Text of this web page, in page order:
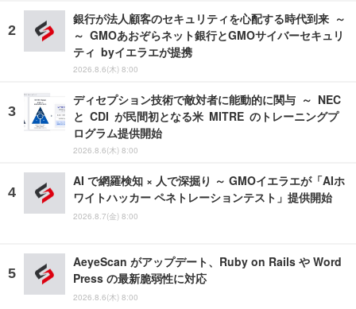
銀行が法人顧客のセキュリティを心配する時代到来 ～
～ GMOあおぞらネット銀行とGMOサイバーセキュリ
ティ byイエラエが提携
2026.8.6(木) 8:00
ディセプション技術で敵対者に能動的に関与 ～ NEC
と CDI が民間初となる米 MITRE のトレーニングプ
ログラム提供開始
2026.8.6(木) 8:00
AI で網羅検知 × 人で深掘り ～ GMOイエラエが「AIホ
ワイトハッカー ペネトレーションテスト」提供開始
2026.8.7(金) 8:00
AeyeScan がアップデート、Ruby on Rails や Word
Press の最新脆弱性に対応
2026.8.6(木) 8:00